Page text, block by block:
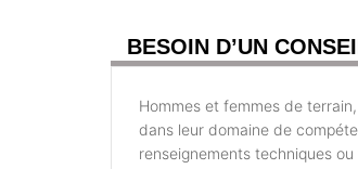
BESOIN D’UN
Hommes et femmes de
dans leur domaine de
renseignements techniques